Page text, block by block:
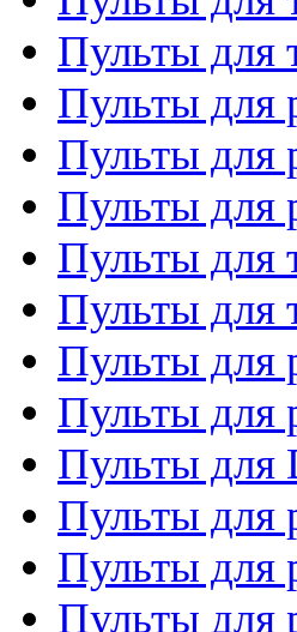
Пульты для
Пульты для
Пульты для
Пульты для
Пульты для
Пульты для
Пульты для
Пульты для
Пульты для
Пульты для
Пульты для
Пульты для